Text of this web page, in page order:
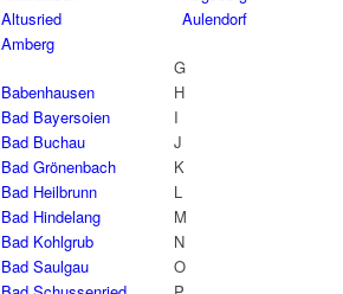
Altusried
Amberg
Aulendorf
Babenhausen
Bad Bayersoien
Bad Buchau
Bad Grönenbach
Bad Heilbrunn
Bad Hindelang
Bad Kohlgrub
Bad Saulgau
G
H
I
J
K
L
M
N
O